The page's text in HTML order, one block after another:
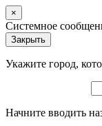
×
Системное
Закрыть
Укажите город,
Начните вводить